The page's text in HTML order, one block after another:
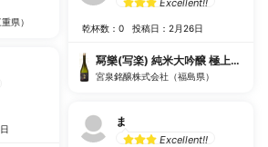
県）
Excellent!!
乾杯数：0 投稿日：2月26日
冩樂(写楽) 純米大吟醸 極上二割
宮泉銘醸株式会社（福島県）
ま
Excellent!!